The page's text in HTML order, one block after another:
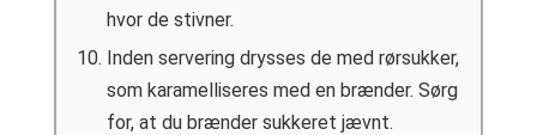
hvor de stivner.
Inden servering drysses de med rørsukker,
som karamelliseres med en brænder. Sørg
for, at du brænder sukkeret jævnt.